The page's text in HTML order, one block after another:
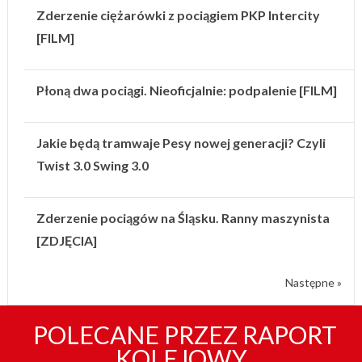
Zderzenie ciężarówki z pociągiem PKP Intercity
[FILM]
Płoną dwa pociągi. Nieoficjalnie: podpalenie [FILM]
Jakie będą tramwaje Pesy nowej generacji? Czyli
Twist 3.0 Swing 3.0
Zderzenie pociągów na Śląsku. Ranny maszynista
[ZDJĘCIA]
Następne »
POLECANE PRZEZ RAPORT